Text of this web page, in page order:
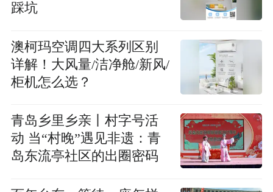
踩坑
澳柯玛空调四大系列区别
详解！大风量/洁净舱/新风/
柜机怎么选？
青岛乡里乡亲丨村字号活
动 当“村晚”遇见非遗：青
岛东流亭社区的出圈密码